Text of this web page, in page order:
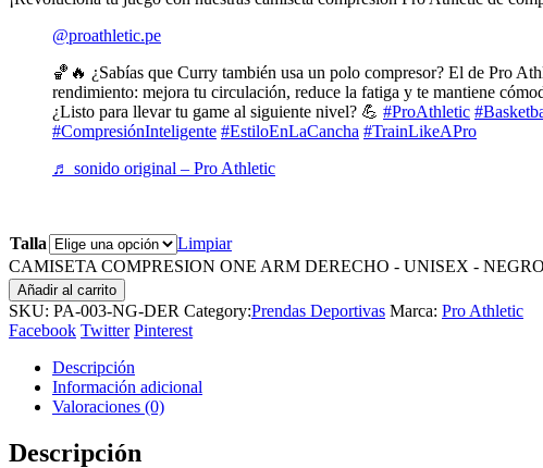
@proathletic.pe
🏀🔥 ¿Sabías que Curry también usa un polo compresor? El de Pro
rendimiento: mejora tu circulación, reduce la fatiga y te mantiene
¿Listo para llevar tu game al siguiente nivel? 💪 #ProAthletic
#CompresiónInteligente #EstiloEnLaCancha #TrainLikeAPro
♬ sonido original – Pro Athletic
Talla
Limpiar
CAMISETA COMPRESION ONE ARM DERECHO - UNISEX - NEGRO
Añadir al carrito
SKU: PA-003-NG-DER Category:Prendas Deportivas Marca: Pro Athletic
Facebook Twitter Pinterest
Descripción
Información adicional
Valoraciones (0)
Descripción